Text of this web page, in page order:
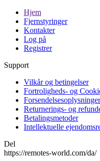
Hjem
Fjernstyringer
Kontakter
Log på
Registrer
Support
Vilkår og betingelser
Fortroligheds- og
Forsendelsesoplysninger
Returnerings- og
Betalingsmetoder
Intellektuelle
Del
https://remotes-world.com/da/